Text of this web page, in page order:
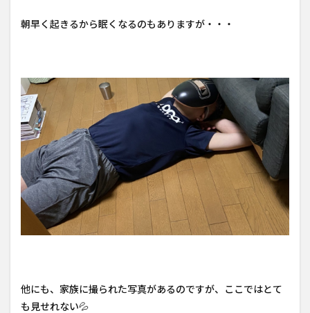
朝早く起きるから眠くなるのもありますが・・・
他にも、家族に撮られた写真があるのですが、ここではとて
も見せれない💦